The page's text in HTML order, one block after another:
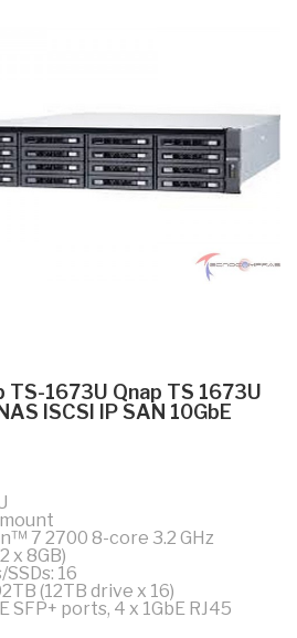
TS-1673U Qnap TS 1673U
ISCSI IP SAN 10GbE
7 2700 8-core 3.2 GHz
x 8GB)
16
(12TB drive x 16)
SFP+ ports, 4 x 1GbE RJ45